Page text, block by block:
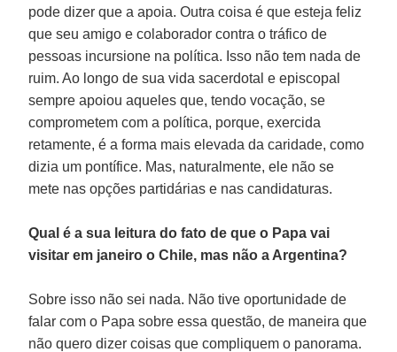
pode dizer que a apoia. Outra coisa é que esteja feliz
que seu amigo e colaborador contra o tráfico de
pessoas incursione na política. Isso não tem nada de
ruim. Ao longo de sua vida sacerdotal e episcopal
sempre apoiou aqueles que, tendo vocação, se
comprometem com a política, porque, exercida
retamente, é a forma mais elevada da caridade, como
dizia um pontífice. Mas, naturalmente, ele não se
mete nas opções partidárias e nas candidaturas.
Qual é a sua leitura do fato de que o Papa vai
visitar em janeiro o Chile, mas não a Argentina?
Sobre isso não sei nada. Não tive oportunidade de
falar com o Papa sobre essa questão, de maneira que
não quero dizer coisas que compliquem o panorama.